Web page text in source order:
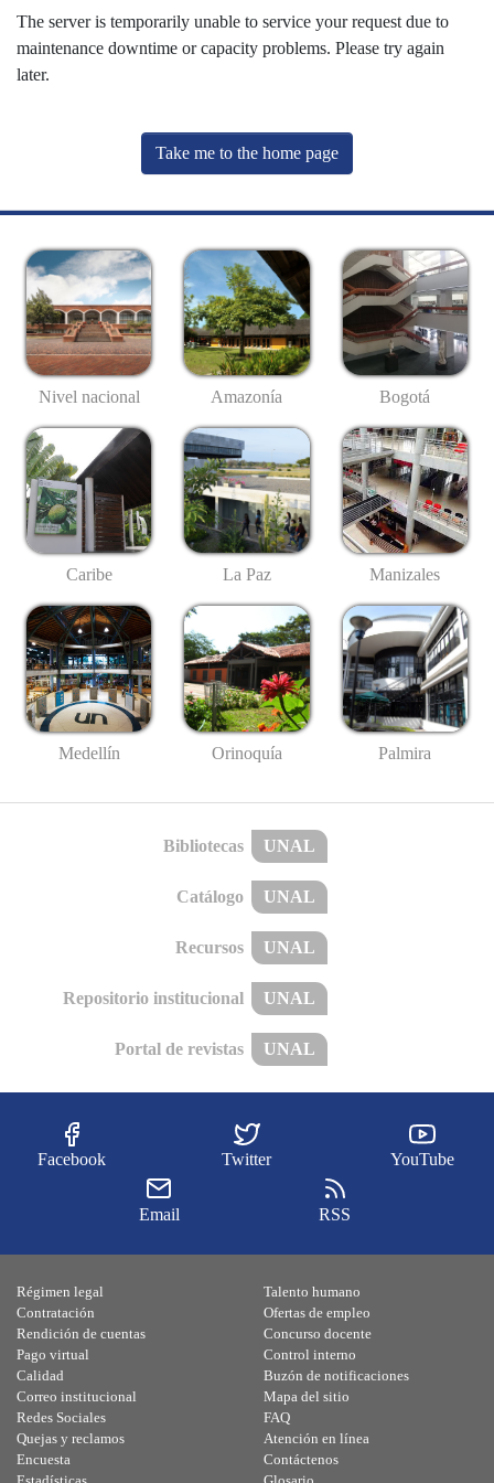
The server is temporarily unable to service your request due to
maintenance downtime or capacity problems. Please try again
later.
Take me to the home page
Nivel nacional Amazonía Bogotá
Caribe La Paz Manizales
Medellín Orinoquía Palmira
Bibliotecas UNAL
Catálogo UNAL
Recursos UNAL
Repositorio institucional UNAL
Portal de revistas UNAL
Facebook Twitter YouTube
Email RSS
Régimen legal
Contratación
Rendición de cuentas
Pago virtual
Calidad
Talento humano
Ofertas de empleo
Concurso docente
Control interno
Buzón de notificaciones
Correo institucional
Redes Sociales
Quejas y reclamos
Encuesta
Mapa del sitio
FAQ
Atención en línea
Contáctenos